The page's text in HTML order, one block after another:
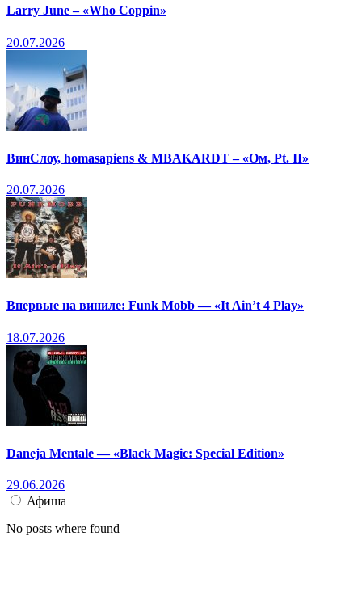
Larry June – «Who Coppin»
20.07.2026
ВинСлоу, homasapiens & MBAKARDT – «Ом, Pt. II»
20.07.2026
Впервые на виниле: Funk Mobb — «It Ain’t 4 Play»
18.07.2026
Daneja Mentale — «Black Magic: Special Edition»
29.06.2026
Афиша
No posts where found